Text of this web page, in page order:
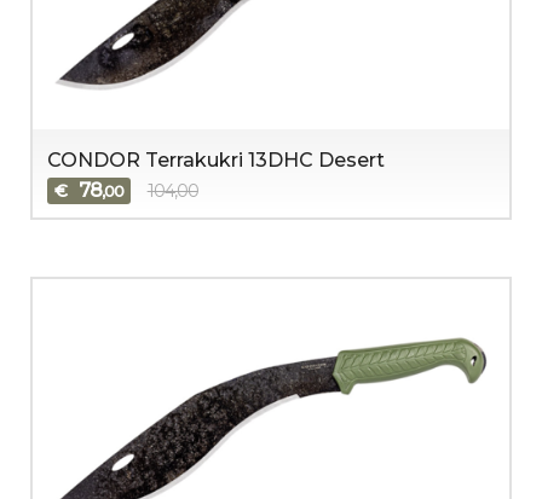
CONDOR Terrakukri 13DHC Desert
€ 78,00 104,00